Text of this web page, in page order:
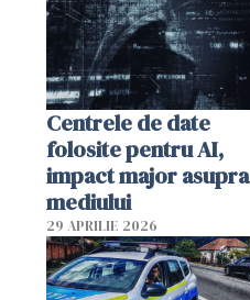
Centrele de date
folosite pentru AI,
impact major asupra
mediului
29 APRILIE 2026